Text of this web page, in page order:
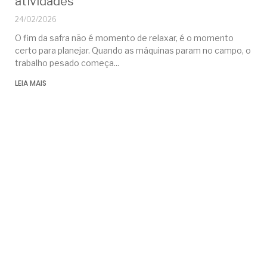
24/02/2026
O fim da safra não é momento de relaxar, é o momento
certo para planejar. Quando as máquinas param no campo, o
trabalho pesado começa
LEIA MAIS